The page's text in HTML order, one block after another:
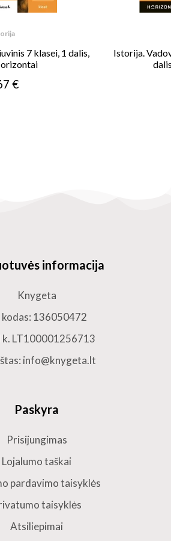
7 klasei, 1 dalis,
€
Istorija.
Paskyra
Prisijungimas
Lojalumo taškai
pardavimo taisyklės
taisyklės
Atsiliepimai
informacija
Knygeta
kodas: 136050472
k. LT100001256713
info@knygeta.lt